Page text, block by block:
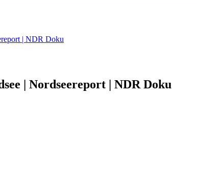
| NDR Doku
| Nordseereport | NDR Doku